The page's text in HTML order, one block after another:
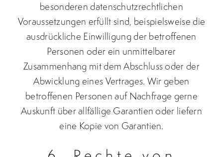
besonderen datenschutzrechtlichen
Voraussetzungen erfüllt sind, beispielsweise die
ausdrückliche Einwilligung der betroffenen
Personen oder ein unmittelbarer
Zusammenhang mit dem Abschluss oder der
Abwicklung eines Vertrages. Wir geben
betroffenen Personen auf Nachfrage gerne
Auskunft über allfällige Garantien oder liefern
eine Kopie von Garantien.